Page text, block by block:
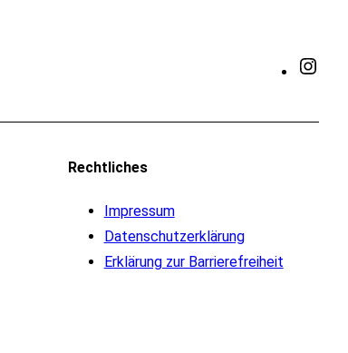
Rechtliches
Impressum
Datenschutzerklärung
Erklärung zur Barrierefreiheit